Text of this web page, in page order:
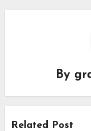
By
Related Post